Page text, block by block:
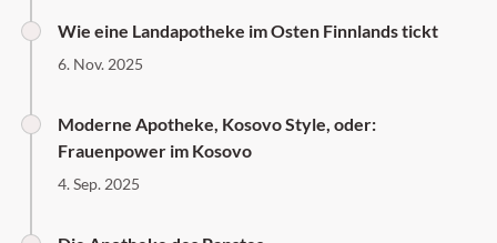
Wie eine Landapotheke im Osten Finnlands tickt
6. Nov. 2025
Moderne Apotheke, Kosovo Style, oder:
Frauenpower im Kosovo
4. Sep. 2025